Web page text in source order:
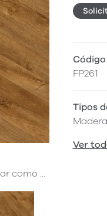
como ...
FP261
Tipos
Madera
Ver